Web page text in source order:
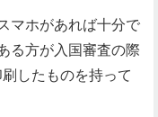
マホがあれば十分で
る方が入国審査の際
したものを持って